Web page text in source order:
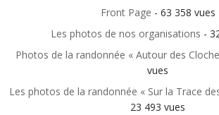
Front Page - 63 358 vues
Les photos de nos organisations -
Photos de la randonnée « Autour des
vues
Les photos de la randonnée « Sur la Trace
23 493 vues